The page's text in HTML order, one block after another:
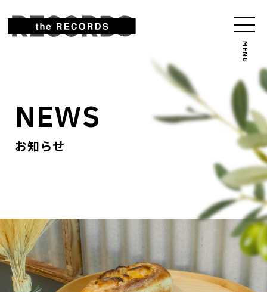
NEWS
お知らせ